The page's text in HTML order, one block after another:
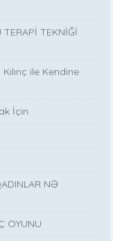
TERAPİ TEKNİĞİ
ile Kendine
İçin
NƏ
OYUNU